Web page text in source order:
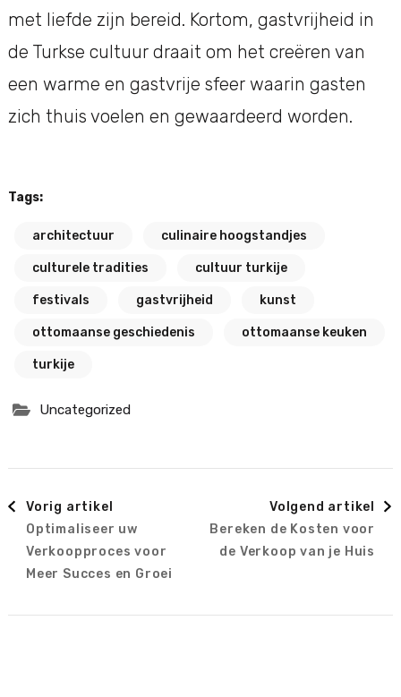
met liefde zijn bereid. Kortom, gastvrijheid in
de Turkse cultuur draait om het creëren van
een warme en gastvrije sfeer waarin gasten
zich thuis voelen en gewaardeerd worden.
Tags:
architectuur culinaire hoogstandjes
culturele tradities cultuur turkije
festivals gastvrijheid kunst
ottomaanse geschiedenis ottomaanse keuken
turkije
Uncategorized
Berichtnavigatie
Vorig artikel
Optimaliseer uw
Verkoopproces voor
Meer Succes en Groei
Volgend artikel
Bereken de Kosten voor
de Verkoop van je Huis